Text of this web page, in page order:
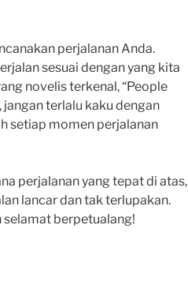
perjalanan Anda.
sesuai dengan yang kita
novelis terkenal, “People
jangan terlalu kaku dengan
setiap momen perjalanan
perjalanan yang tepat di atas,
lancar dan tak terlupakan.
selamat berpetualang!